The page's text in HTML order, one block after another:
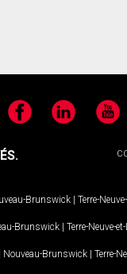
FacebookLinkedIn
Brunswick | Terre-
Brunswick | Terre-Neuve-
Nouveau-Brunswick | Terre-